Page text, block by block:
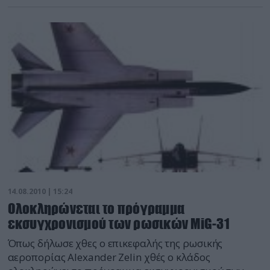
14.08.2010 | 15:24
Ολοκληρώνεται το πρόγραμμα
εκσυγχρονισμού των ρωσικών MiG-31
Όπως δήλωσε χθες ο επικεφαλής της ρωσικής
αεροπορίας Alexander Ζelin χθές ο κλάδος